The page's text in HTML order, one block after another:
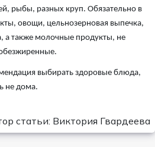
рыбы, разных круп. Обязательно в
овощи, цельнозерновая выпечка,
а также молочные продукты, не
выбирать здоровые блюда,
не дома.
статьи: Виктория Гвардеева